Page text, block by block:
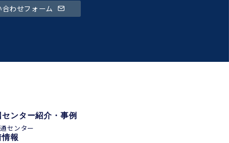
合わせフォーム
センター紹介・事例
センター
報